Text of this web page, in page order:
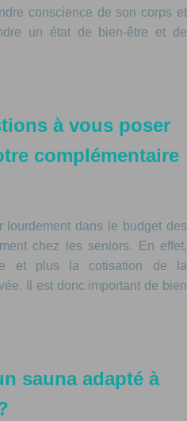
conscience de son corps et
un état de bien-être et de
à vous poser
complémentaire
lourdement dans le budget des
chez les seniors. En effet,
et plus la cotisation de la
Il est donc important de bien
sauna adapté à